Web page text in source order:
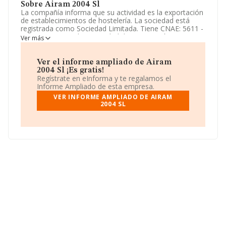
Sobre Airam 2004 Sl
La compañía informa que su actividad es la exportación
de establecimientos de hostelería. La sociedad está
registrada como Sociedad Limitada. Tiene CNAE: 5611 -
'%cnae%'. No realiza actividad de importación y/o
exportación.
Su email es restaurant@tapaiapat.com.
La empresaAiram 2004 S.L , con CIF B63676225, está
situada en Calle Gran De Gracia núm. 44, (08012), en el
municipio de Barcelona, Cataluña.
Con los datos a disposición de INFORMA sobre 142.938
ámbito nacional alcanza los 31.947 millones de euros y
Ver más
Ver el informe ampliado de Airam
2004 Sl ¡Es gratis!
Regístrate en eInforma y te regalamos el
Informe Ampliado de esta empresa.
VER INFORME AMPLIADO DE AIRAM
2004 SL